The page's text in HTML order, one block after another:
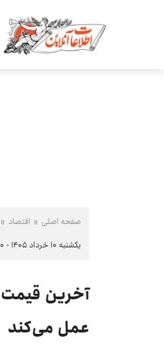
صفحه اصلی اقتصاد
یکشنبه ۱۰ خرداد ۱۴۰۵ - ۱۹:۰۰
عمل می‌کند